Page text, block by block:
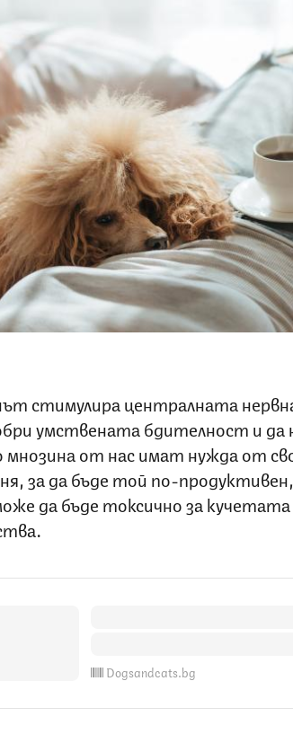
стимулира централната
умствената бдителност и да
от нас имат нужда от
за да бъде той по-
да бъде токсично за кучетата
Dogsandcats.bg